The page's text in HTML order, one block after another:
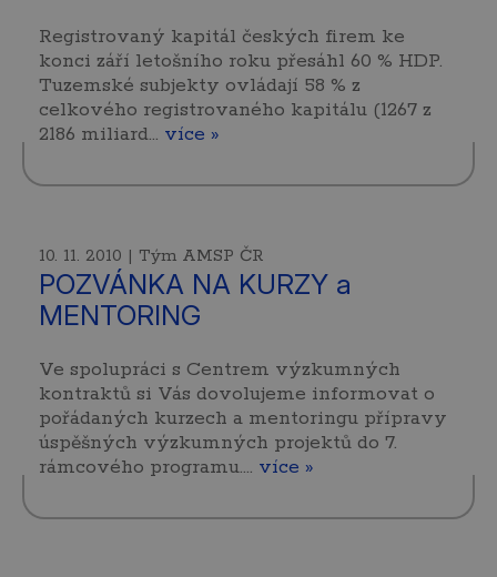
Registrovaný kapitál českých firem ke
konci září letošního roku přesáhl 60 % HDP.
Tuzemské subjekty ovládají 58 % z
celkového registrovaného kapitálu (1267 z
2186 miliard… více »
10. 11. 2010 | Tým AMSP ČR
POZVÁNKA NA KURZY a
MENTORING
Ve spolupráci s Centrem výzkumných
kontraktů si Vás dovolujeme informovat o
pořádaných kurzech a mentoringu přípravy
úspěšných výzkumných projektů do 7.
rámcového programu.… více »